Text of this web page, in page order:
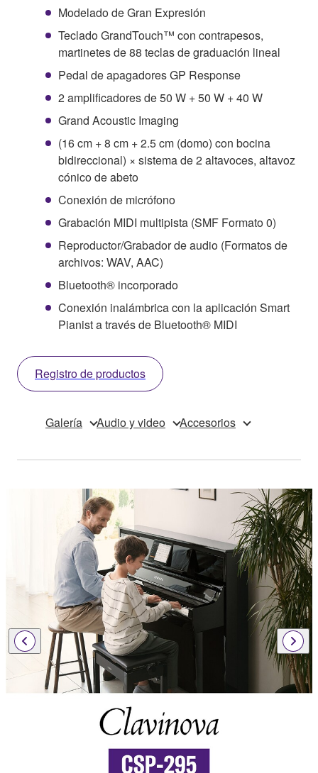
Modelado de Gran Expresión
Teclado GrandTouch™ con contrapesos,
martinetes de 88 teclas de graduación lineal
Pedal de apagadores GP Response
2 amplificadores de 50 W + 50 W + 40 W
Grand Acoustic Imaging
(16 cm + 8 cm + 2.5 cm (domo) con bocina
bidireccional) × sistema de 2 altavoces, altavoz
cónico de abeto
Conexión de micrófono
Grabación MIDI multipista (SMF Formato 0)
Reproductor/Grabador de audio (Formatos de
archivos: WAV, AAC)
Bluetooth® incorporado
Conexión inalámbrica con la aplicación Smart
Pianist a través de Bluetooth® MIDI
Registro de productos
Galería Audio y video Accesorios